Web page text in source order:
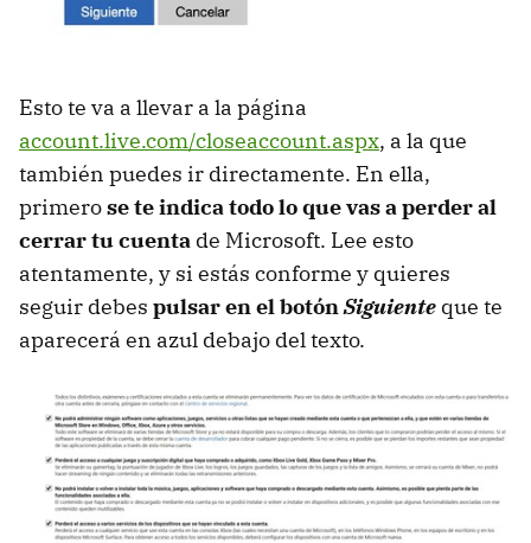
Esto te va a llevar a la página
account.live.com/closeaccount.aspx, a la que
también puedes ir directamente. En ella,
primerose te indica todo lo que vas a perder al
cerrar tu cuenta de Microsoft. Lee esto
atentamente, y si estás conforme y quieres
seguir debes pulsar en el botón Siguiente que te
aparecerá en azul debajo del texto.